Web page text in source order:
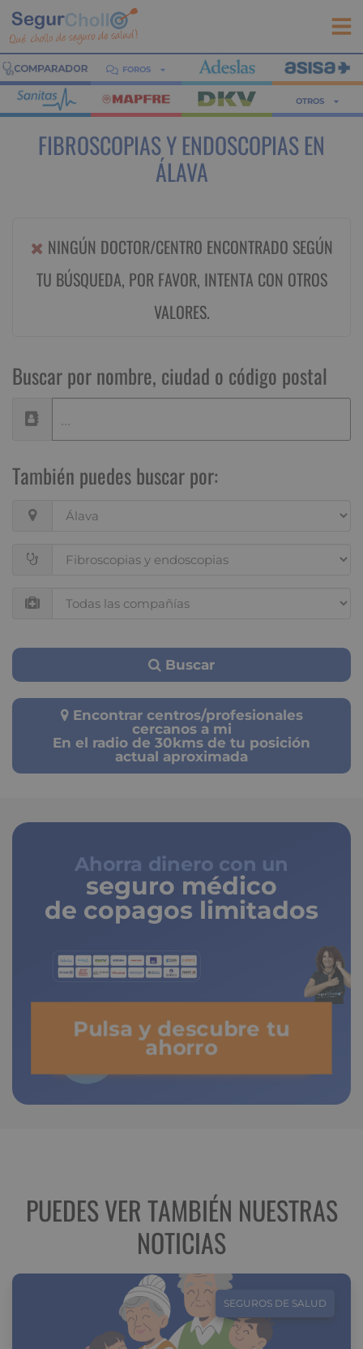
FOROS
OTROS
FIBROSCOPIAS Y ENDOSCOPIAS EN
ÁLAVA
NINGÚN DOCTOR/CENTRO ENCONTRADO SEGÚN
TU BÚSQUEDA, POR FAVOR, INTENTA CON OTROS
VALORES.
Buscar por nombre, ciudad o código postal
También puedes buscar por:
Buscar
Encontrar centros/profesionales
cercanos a mi
En el radio de 30kms de tu posición
actual aproximada
Ahorra dinero con un
seguro médico
de copagos limitados
Pulsa y descubre tu
ahorro
PUEDES VER TAMBIÉN NUESTRAS
NOTICIAS
SEGUROS DE SALUD